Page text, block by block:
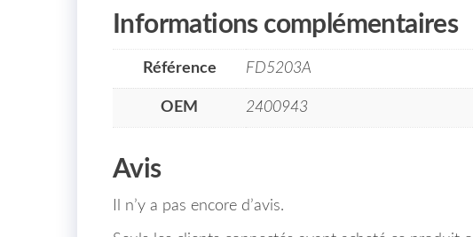
Informations complémentaires
Référence FD5203A
OEM 2400943
Avis
Il n’y a pas encore d’avis.